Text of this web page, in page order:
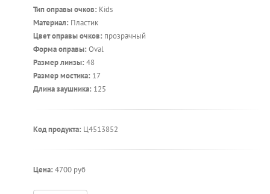
Тип оправы очков: Kids
Материал: Пластик
Цвет оправы очков: прозрачный
Форма оправы: Oval
Размер линзы: 48
Размер мостика: 17
Длина заушника: 125
Код продукта: Ц4513852
Цена: 4700 руб